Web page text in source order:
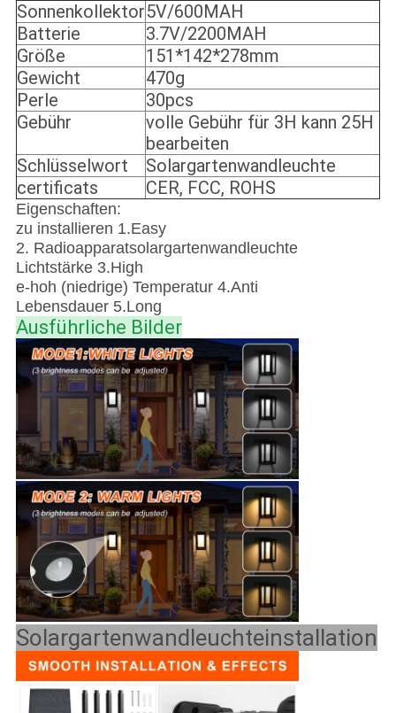
Sonnenkollektor5V/600MAH
Batterie
3.7V/2200MAH
Größe
151*142*278mm
Gewicht
470g
Perle
30pcs
Gebühr
volle Gebühr für 3H kann 25H
bearbeiten
Schlüsselwort
Solargartenwandleuchte
certificats
CER, FCC, ROHS
Eigenschaften:
zu installieren 1.Easy
2. Radioapparatsolargartenwandleuchte
Lichtstärke 3.High
e-hoh (niedrige) Temperatur 4.Anti
Lebensdauer 5.Long
Ausführliche Bilder
Solargartenwandleuchteinstallation